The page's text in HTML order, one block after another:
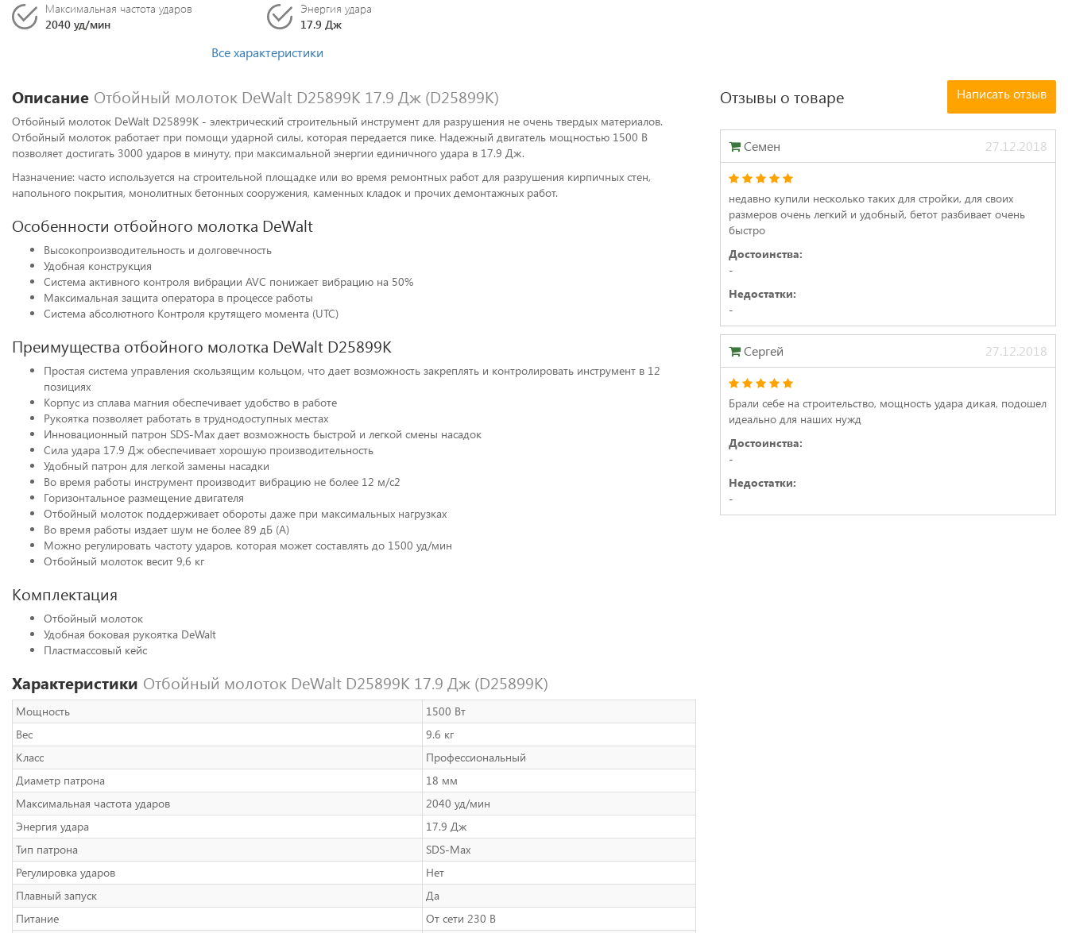
Максимальная частота ударов
2040 уд/мин
Энергия удара
17.9 Дж
Все характеристики
Описание Отбойный молоток DeWalt D25899K 17.9 Дж (D25899K)
Отбойный молоток DeWalt D25899K - электрический строительный инструмент для разрушения не очень твердых материалов.
Отбойный молоток работает при помощи ударной силы, которая передается пике. Надежный двигатель мощностью 1500 В
позволяет достигать 3000 ударов в минуту, при максимальной энергии единичного удара в 17.9 Дж.
Назначение: часто используется на строительной площадке или во время ремонтных работ для разрушения кирпичных стен,
напольного покрытия, монолитных бетонных сооружения, каменных кладок и прочих демонтажных работ.
Особенности отбойного молотка DeWalt
Высокопроизводительность и долговечность
Удобная конструкция
Система активного контроля вибрации AVC понижает вибрацию на 50%
Максимальная защита оператора в процессе работы
Система абсолютного Контроля крутящего момента (UTC)
Преимущества отбойного молотка DeWalt D25899K
Простая система управления скользящим кольцом, что дает возможность закреплять и контролировать инструмент в 12
позициях
Корпус из сплава магния обеспечивает удобство в работе
Рукоятка позволяет работать в труднодоступных местах
Инновационный патрон SDS-Max дает возможность быстрой и легкой смены насадок
Сила удара 17.9 Дж обеспечивает хорошую производительность
Удобный патрон для легкой замены насадки
Во время работы инструмент производит вибрацию не более 12 м/с2
Горизонтальное размещение двигателя
Отбойный молоток поддерживает обороты даже при максимальных нагрузках
Во время работы издает шум не более 89 дБ (А)
Можно регулировать частоту ударов, которая может составлять до 1500 уд/мин
Отбойный молоток весит 9,6 кг
Комплектация
Отбойный молоток
Удобная боковая рукоятка DeWalt
Пластмассовый кейс
Характеристики Отбойный молоток DeWalt D25899K 17.9 Дж (D25899K)
Мощность
1500 Вт
Вес
9.6 кг
Класс
Профессиональный
Диаметр патрона
18 мм
Максимальная частота ударов
2040 уд/мин
Энергия удара
17.9 Дж
Тип патрона
SDS-Max
Регулировка ударов
Нет
Плавный запуск
Да
Питание
От сети 230 В
Отзывы о товаре Написать отзыв
Семен 27.12.2018
недавно купили несколько таких для стройки, для своих
размеров очень легкий и удобный, бетот разбивает очень
быстро
Достоинства:
-
Недостатки:
-
Сергей 27.12.2018
Брали себе на строительство, мощность удара дикая, подошел
идеально для наших нужд
Достоинства:
-
Недостатки:
-